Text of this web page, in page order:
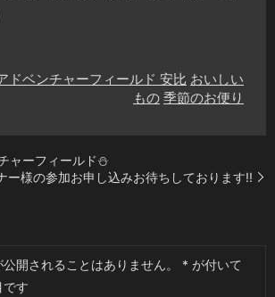
ドベンチャーフィールド 安比 おいしい
もの 季節のお便り
ャーフィールド⛄️
ー様の参加お申し込みお待ちしております!!
開されることはありません。 * が付いて
です